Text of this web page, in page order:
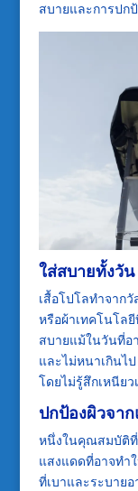
สบายและการปก
ใส่สบายทั้งวั
เสื้อโปโลทำจาก
หรือผ้าเทคโนโล
สบายแม้ในวันที่อ
และไม่หนาเกินไ
โดยไม่รู้สึกเหนีย
ปกป้องผิวจา
หนึ่งในคุณสมบัติ
แสงแดดที่อาจทำใ
ที่เบาและระบาย